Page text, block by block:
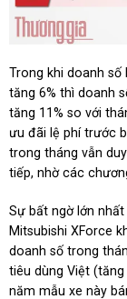
Trong khi doanh số
tăng 6% thì doanh
tăng 11% so với
ưu đãi lệ phí trước
trong tháng vẫn
tiếp, nhờ các
Sự bất ngờ lớn
Mitsubishi XForce
doanh số trong
tiêu dùng Việt
năm mẫu xe này